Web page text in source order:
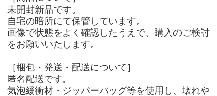
未開封新品です。
自宅の暗所にて保管しています。
画像で状態をよく確認したうえで、購入のご検討
をお願いいたします。
［梱包・発送・配送について］
匿名配送です。
気泡緩衝材・ジッパーバッグ等を使用し、壊れや